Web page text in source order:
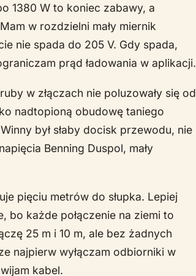
1380 W to koniec zabawy, a
w rozdzielni mały miernik
nie spada do 205 V. Gdy spada,
prąd ładowania w aplikacji.
w złączach nie poluzowały się od
nadtopioną obudowę taniego
był słaby docisk przewodu, nie
Benning Duspol, mały
pięciu metrów do słupka. Lepiej
bo każde połączenie na ziemi to
25 m i 10 m, ale bez żadnych
najpierw wyłączam odbiorniki w
kabel.